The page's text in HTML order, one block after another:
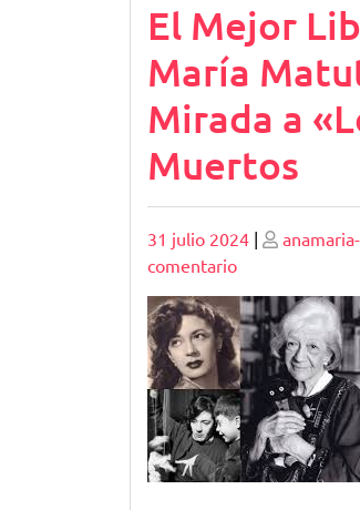
El Mejor
María
Mirada a
Muertos
Publicado
31 julio 2024 | Publicado
comentarioen
El
Mejor
Libro
de
Ana
María
Matute:
Una